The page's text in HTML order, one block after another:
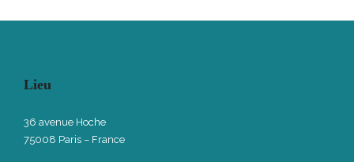
Lieu
36 avenue Hoche
75008 Paris – France